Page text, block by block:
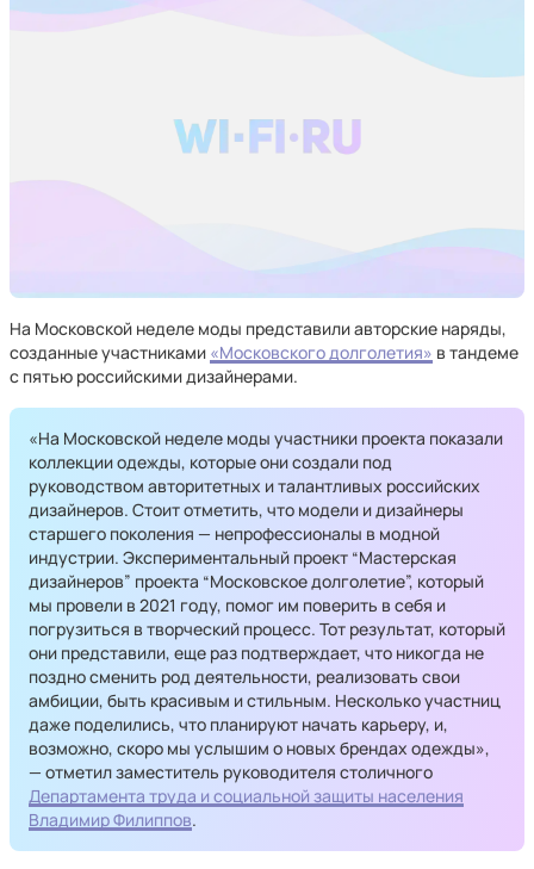
На Московской неделе моды представили авторские наряды,
созданные участниками «Московского долголетия» в тандеме
с пятью российскими дизайнерами.
«На Московской неделе моды участники проекта показали
коллекции одежды, которые они создали под
руководством авторитетных и талантливых российских
дизайнеров. Стоит отметить, что модели и дизайнеры
старшего поколения — непрофессионалы в модной
индустрии. Экспериментальный проект “Мастерская
дизайнеров” проекта “Московское долголетие”, который
мы провели в 2021 году, помог им поверить в себя и
погрузиться в творческий процесс. Тот результат, который
они представили, еще раз подтверждает, что никогда не
поздно сменить род деятельности, реализовать свои
амбиции, быть красивым и стильным. Несколько участниц
даже поделились, что планируют начать карьеру, и,
возможно, скоро мы услышим о новых брендах одежды»,
— отметил заместитель руководителя столичного
Департамента труда и социальной защиты населения
Владимир Филиппов.